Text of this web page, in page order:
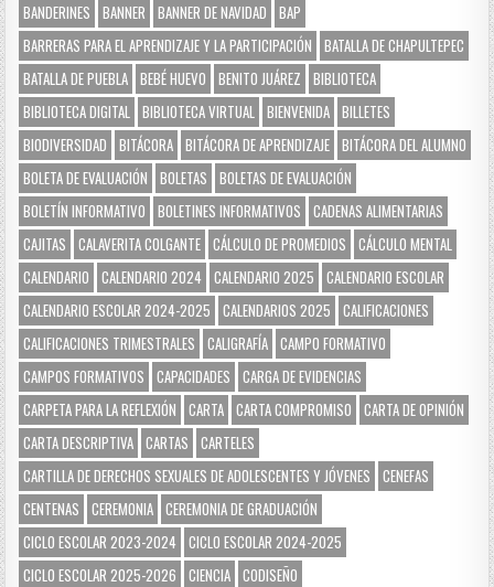
BANDERINES
BANNER BANNER DE NAVIDAD
BAP
BARRERAS PARA EL APRENDIZAJE Y LA PARTICIPACIÓN
BATALLA DE CHAPULTEPEC
BATALLA DE PUEBLA BEBÉ HUEVO BENITO JUÁREZ
BIBLIOTECA
BIBLIOTECA DIGITAL BIBLIOTECA VIRTUAL BIENVENIDA BILLETES
BIODIVERSIDAD
BITÁCORA BITÁCORA DE APRENDIZAJE BITÁCORA DEL ALUMNO
BOLETA DE EVALUACIÓN
BOLETAS
BOLETAS DE EVALUACIÓN
BOLETÍN INFORMATIVO
BOLETINES INFORMATIVOS
CADENAS ALIMENTARIAS
CAJITAS
CALAVERITA COLGANTE CÁLCULO DE PROMEDIOS
CÁLCULO MENTAL
CALENDARIO
CALENDARIO 2024 CALENDARIO 2025
CALENDARIO ESCOLAR
CALENDARIO ESCOLAR 2024-2025
CALENDARIOS 2025
CALIFICACIONES
CALIFICACIONES TRIMESTRALES
CALIGRAFÍA CAMPO FORMATIVO
CAMPOS FORMATIVOS
CAPACIDADES
CARGA DE EVIDENCIAS
CARPETA PARA LA REFLEXIÓN
CARTA CARTA COMPROMISO
CARTA DE OPINIÓN
CARTA DESCRIPTIVA CARTAS
CARTELES
CARTILLA DE DERECHOS SEXUALES DE ADOLESCENTES Y JÓVENES
CENEFAS
CENTENAS
CEREMONIA CEREMONIA DE GRADUACIÓN
CICLO ESCOLAR 2023-2024
CICLO ESCOLAR 2024-2025
CICLO ESCOLAR 2025-2026
CIENCIA CODISEÑO